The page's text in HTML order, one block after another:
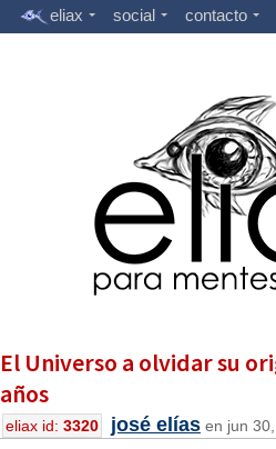
eliax social contacto
El Universo a olvidar su
años
eliax id: 3320 josé elías en jun